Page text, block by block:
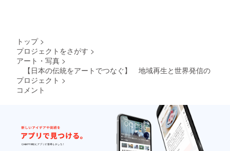
トップ >
プロジェクトをさがす >
アート・写真 >
【︎︎日本の伝統をアートでつなぐ】 地域再生と世界発信の
プロジェクト >
コメント